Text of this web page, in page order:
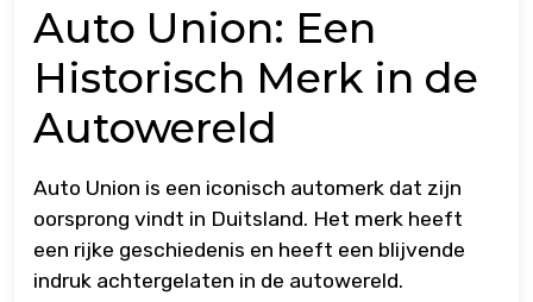
Auto Union: Een
Historisch Merk in de
Autowereld
Auto Union is een iconisch automerk dat zijn
oorsprong vindt in Duitsland. Het merk heeft
een rijke geschiedenis en heeft een blijvende
indruk achtergelaten in de autowereld.